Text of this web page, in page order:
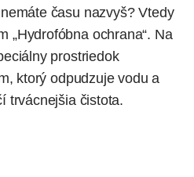
času nazvyš? Vtedy
„Hydrofóbna ochrana“. Na
prostriedok
ktorý odpudzuje vodu a
trvácnejšia čistota.